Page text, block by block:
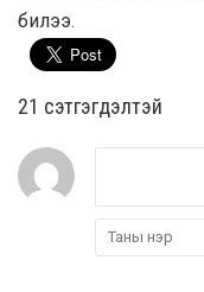
билээ.
21 cэтгэгдэлтэй